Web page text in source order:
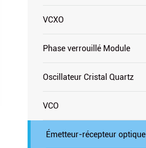
VCXO
Phase verrouillé Module
Oscillateur Cristal Quartz
VCO
Émetteur-récepteur optique